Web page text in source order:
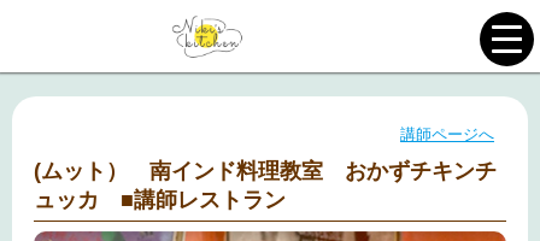
講師ページへ
(ムット） 南インド料理教室 おかずチキンチ
ュッカ ■講師レストラン